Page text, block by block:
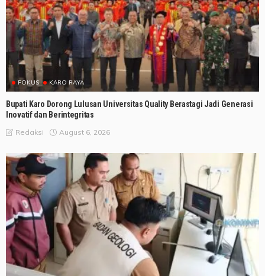
FOKUS KARO RAYA
Bupati Karo Dorong Lulusan Universitas Quality Berastagi Jadi Generasi
Inovatif dan Berintegritas
Redaksi August 6, 2026